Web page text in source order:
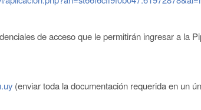
de accesoque le permitirán ingresar a la
(enviar toda la documentación requerida en un